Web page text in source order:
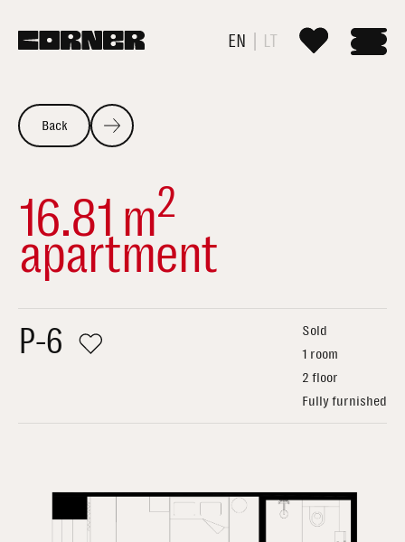
EN LT
Back
16.81 m2
apartment
P-6
Sold
1 room
2 floor
Fully furnished